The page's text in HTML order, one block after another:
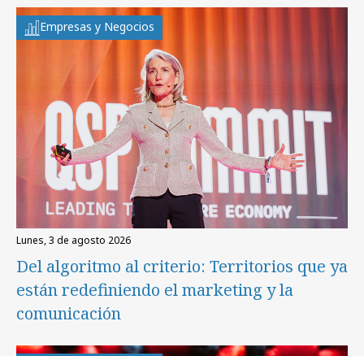
Empresas y Negocios
lunes, 3 de agosto 2026
Del algoritmo al criterio: Territorios que ya
están redefiniendo el marketing y la
comunicación